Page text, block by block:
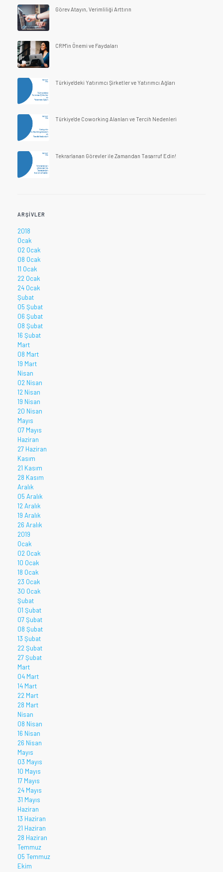
Görev Atayın, Verimliliği Arttırın
CRM'in Önemi ve Faydaları
Türkiye'deki Yatırımcı Şirketler ve Yatırımcı Ağları
Türkiye'de Coworking Alanları ve Tercih Nedenleri
Tekrarlanan Görevler ile Zamandan Tasarruf Edin!
ARŞIVLER
2018
Ocak
02 Ocak
08 Ocak
11 Ocak
22 Ocak
24 Ocak
Şubat
05 Şubat
06 Şubat
08 Şubat
16 Şubat
Mart
08 Mart
19 Mart
Nisan
02 Nisan
12 Nisan
19 Nisan
20 Nisan
Mayıs
07 Mayıs
Haziran
27 Haziran
Kasım
21 Kasım
28 Kasım
Aralık
05 Aralık
12 Aralık
19 Aralık
26 Aralık
2019
Ocak
02 Ocak
10 Ocak
18 Ocak
23 Ocak
30 Ocak
Şubat
01 Şubat
07 Şubat
08 Şubat
13 Şubat
22 Şubat
27 Şubat
Mart
04 Mart
14 Mart
22 Mart
28 Mart
Nisan
08 Nisan
16 Nisan
26 Nisan
Mayıs
03 Mayıs
10 Mayıs
17 Mayıs
24 Mayıs
31 Mayıs
Haziran
13 Haziran
21 Haziran
28 Haziran
Temmuz
05 Temmuz
Ekim